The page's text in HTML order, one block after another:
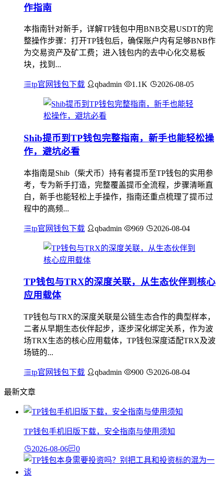
作指南
本指南针对新手，详解TP钱包中用BNB交易USDT的完
整操作步骤：打开TP钱包后，确保账户内有足够BNB作
为交易资产及矿工费；进入钱包内的去中心化交易板
块，找到...
tp官网钱包下载 qbadmin 1.1K 2026-08-05
Shib提币到TP钱包完整指南，新手也能轻松操
作，避坑必看
本指南是Shib（柴犬币）持有者提币至TP钱包的实用参
考，专为新手打造，完整覆盖提币全流程，步骤清晰直
白，新手也能轻松上手操作，指南还重点梳理了提币过
程中的高频...
tp官网钱包下载 qbadmin 969 2026-08-04
TP钱包与TRX的深度关联，从生态伙伴到核心
应用载体
TP钱包与TRX的深度关联是公链生态合作的典型样本，
二者从早期生态伙伴起步，逐步深化绑定关系，作为波
场TRX生态的核心应用载体，TP钱包深度适配TRX及波
场链的...
tp官网钱包下载 qbadmin 900 2026-08-04
最新文章
TP钱包手机旧版下载，安全指南与使用须知
2026-08-06 0